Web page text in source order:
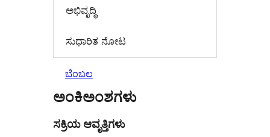
ಅಭಿವೃದ್ಧಿ
ಸುಧಾರಿತ ನೋಟ
ಬೆಂಬಲ
ಅಂಕಿಅಂಶಗಳು
ಸಕ್ರಿಯ ಆವೃತ್ತಿಗಳು